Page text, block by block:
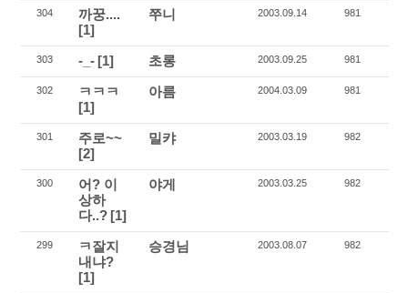
304
까꿍....
[1]
쭈니 2003.09.14 981
303 -_- [1] 초롱 2003.09.25 981
302
ㅋㅋㅋ
[1]
아름 2004.03.09 981
301
주로~~
[2]
밀캬 2003.03.19 982
300
어? 이
상하
다..? [1]
야게 2003.03.25 982
299
ㅋ잘지
내냐?
[1]
승경님 2003.08.07 982